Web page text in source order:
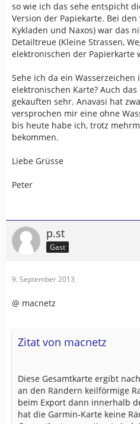
so wie ich das sehe entspicht
Version der Papiekarte. Bei
Kykladen und Naxos) war das
Detailtreue (Kleine Strassen,
elektronischen der Papierkarte
Sehe ich da ein Wasserzeichen
elektronischen Karte? Auch
gekauften sehr. Anavasi hat
versprochen mir eine ohne
bis heute habe ich, trotz
bekommen.
Liebe Grüsse
Peter
p.st
Gast
9. September 2013
@ macnetz
Zitat von macnetz
Diese Gesamtkarte ergibt
an den Rändern keilförmige
beim Export dann innerhalb
hat die Garmin-Karte keine